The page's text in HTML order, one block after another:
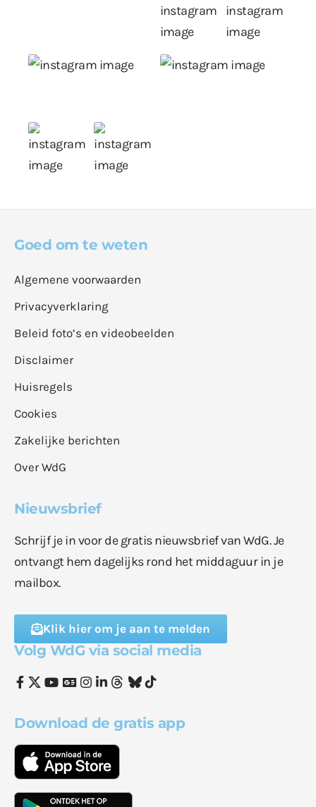
Goed om te weten
Algemene voorwaarden
Privacyverklaring
Beleid foto’s en videobeelden
Disclaimer
Huisregels
Cookies
Zakelijke berichten
Over WdG
Nieuwsbrief
Schrijf je in voor de gratis nieuwsbrief van WdG. Je
ontvangt hem dagelijks rond het middaguur in je
mailbox.
Klik hier om je aan te melden
Volg WdG via social media
Download de gratis app